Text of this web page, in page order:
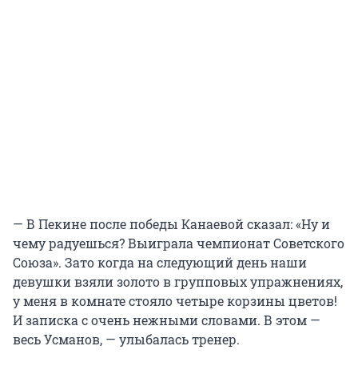
— В Пекине после победы Канаевой сказал: «Ну и
чему радуешься? Выиграла чемпионат Советского
Союза». Зато когда на следующий день наши
девушки взяли золото в групповых упражнениях,
у меня в комнате стояло четыре корзины цветов!
И записка с очень нежными словами. В этом —
весь Усманов, — улыбалась тренер.